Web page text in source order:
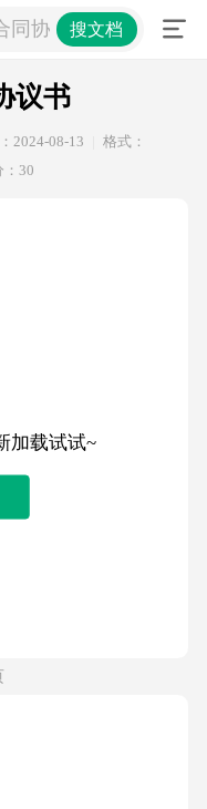
同协议书搜文档
议书
2024-08-13
格式：
：30
加载试试~